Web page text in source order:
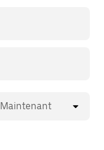
Maintenant